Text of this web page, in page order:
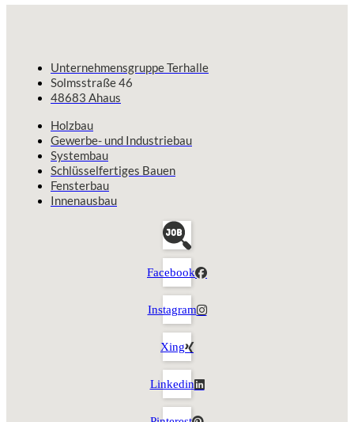
Unternehmensgruppe Terhalle
Solmsstraße 46
48683 Ahaus
Holzbau
Gewerbe- und Industriebau
Systembau
Schlüsselfertiges Bauen
Fensterbau
Innenausbau
Facebook
Instagram
Xing
Linkedin